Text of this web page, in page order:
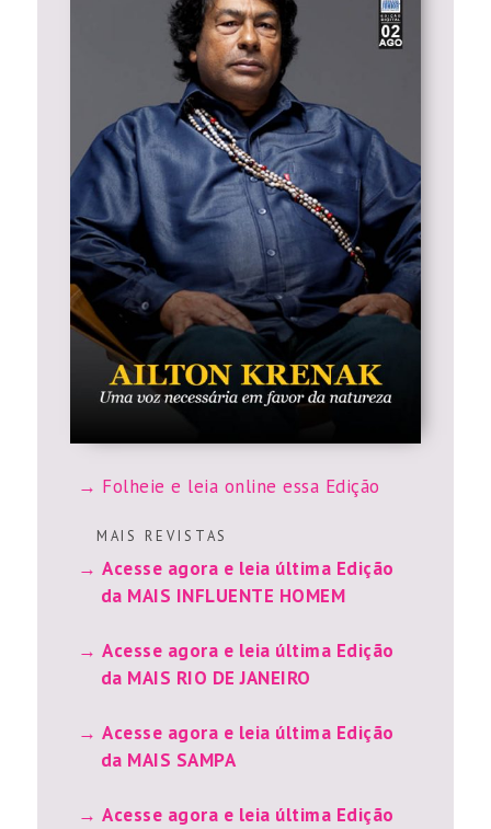
Folheie e leia online essa Edição
M A I S R E V I S T A S
Acesse agora e leia última Edição
da MAIS INFLUENTE HOMEM
Acesse agora e leia última Edição
da MAIS RIO DE JANEIRO
Acesse agora e leia última Edição
da MAIS SAMPA
Acesse agora e leia última Edição